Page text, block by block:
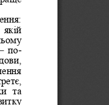
по-
та